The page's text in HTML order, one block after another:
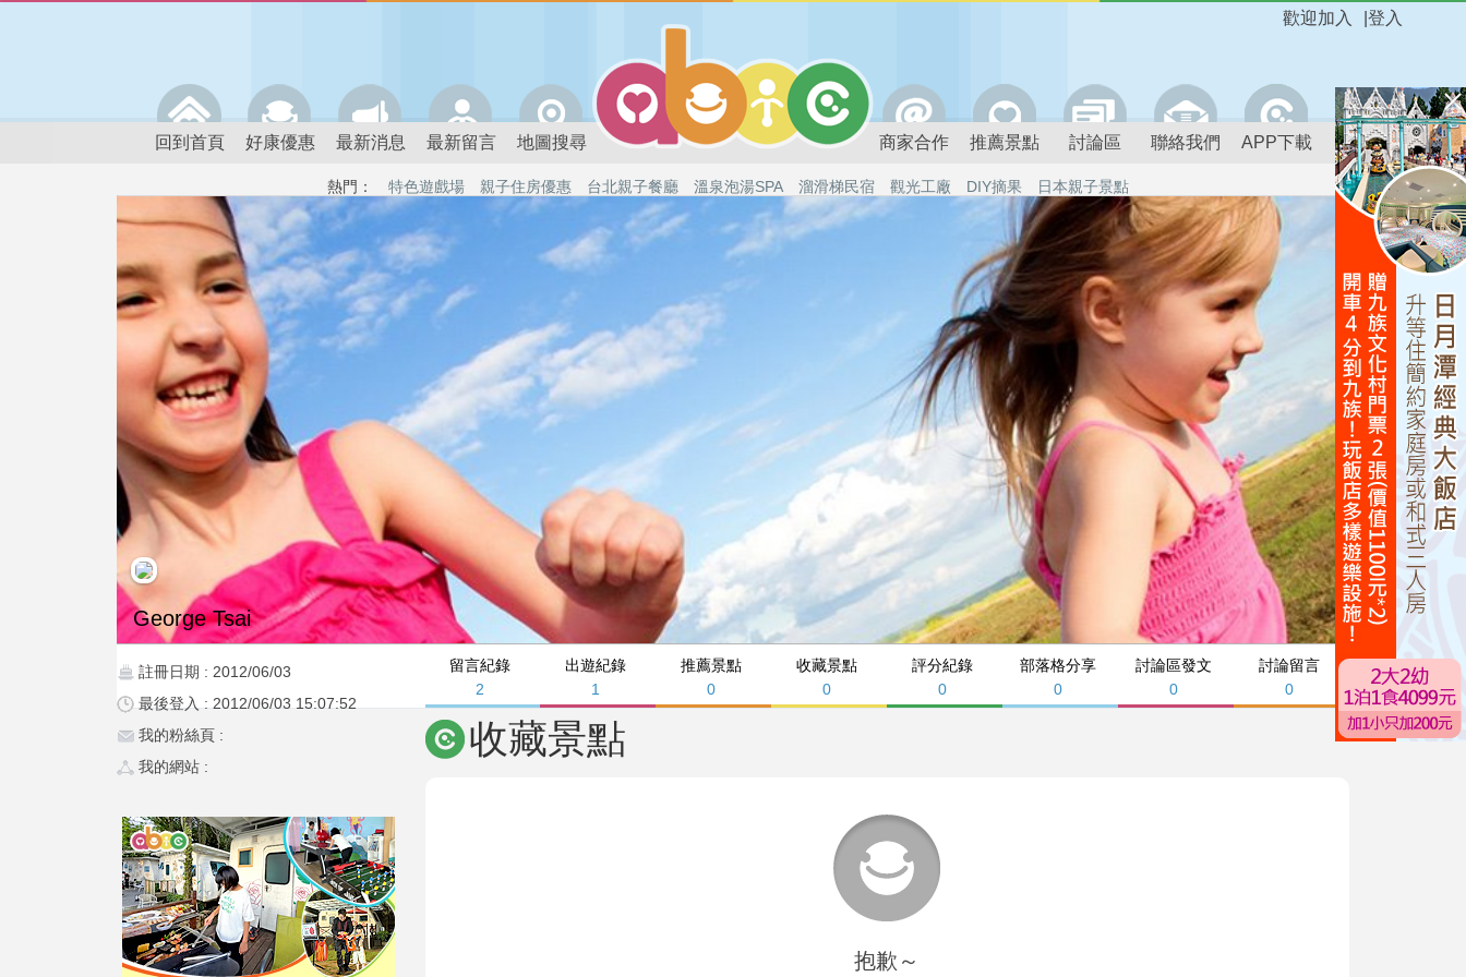
登入
歡迎加入
回到首頁 好康優惠 最新消息 最新留言 地圖搜尋 商家合作 推薦景點 討論區 聯絡我們 APP下載
熱門： 特色遊戲場 親子住房優惠 台北親子餐廳 溫泉泡湯SPA 溜滑梯民宿 觀光工廠 DIY摘果 日本親子景點
留言紀錄
2
出遊紀錄
1
推薦景點
0
收藏景點
0
評分紀錄
0
部落格分享
0
討論區發文
0
討論留言
0
George Tsai
註冊日期 : 2012/06/03
最後登入 : 2012/06/03 15:07:52
我的粉絲頁 :
我的網站 :
收藏景點
抱歉～